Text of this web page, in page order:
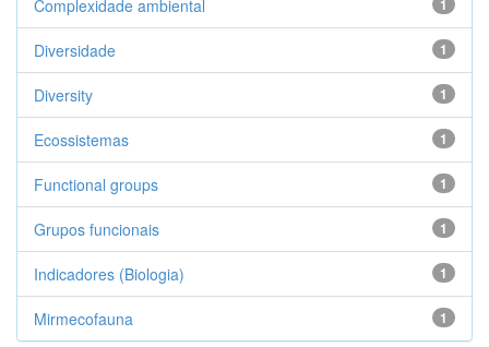
1
Complexidade ambiental
1
Diversidade
1
Diversity
1
Ecossistemas
1
Functional groups
1
Grupos funcionais
1
Indicadores (Biologia)
1
Mirmecofauna